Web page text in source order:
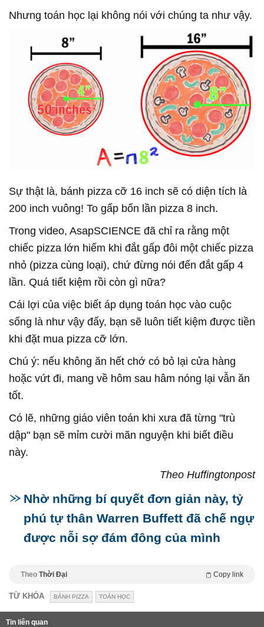
Nhưng toán học lại không nói với chúng ta như vậy.
Sự thật là, bánh pizza cỡ 16 inch sẽ có diện tích là
200 inch vuông! To gấp bốn lần pizza 8 inch.
Trong video, AsapSCIENCE đã chỉ ra rằng một
chiếc pizza lớn hiếm khi đắt gấp đôi một chiếc pizza
nhỏ (pizza cùng loại), chứ đừng nói đến đắt gấp 4
lần. Quá tiết kiệm rồi còn gì nữa?
Cái lợi của việc biết áp dụng toán học vào cuộc
sống là như vậy đấy, bạn sẽ luôn tiết kiệm được tiền
khi đặt mua pizza cỡ lớn.
Chú ý: nếu không ăn hết chớ có bỏ lại cửa hàng
hoặc vứt đi, mang về hôm sau hâm nóng lại vẫn ăn
tốt.
Có lẽ, những giáo viên toán khi xưa đã từng "trù
dập" bạn sẽ mỉm cười mãn nguyện khi biết điều
này.
Theo Huffingtonpost
Nhờ những bí quyết đơn giản này, tỷ
phú tự thân Warren Buffett đã chế ngự
được nỗi sợ đám đông của mình
Theo Thời Đại Copy link
TỪ KHÓA BÁNH PIZZA TOÁN HỌC
Tin liên quan